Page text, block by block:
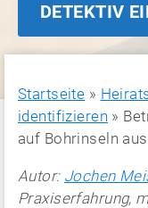
DETEKTIV
Startseite »
identifizieren »
auf Bohrinseln aus
Autor: Jochen
Praxiserfahrung,